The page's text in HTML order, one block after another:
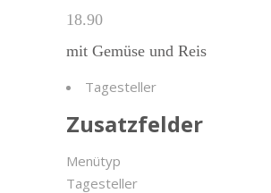
18.90
mit Gemüse und Reis
Tagesteller
Zusatzfelder
Menütyp
Tagesteller